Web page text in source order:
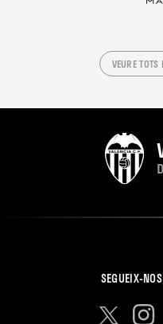
VEURE
SEGUEIX-